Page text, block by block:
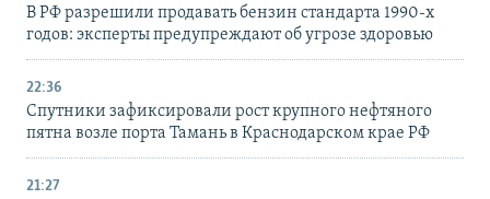
В РФ разрешили продавать бензин стандарта 1990-х
годов: эксперты предупреждают об угрозе здоровью
22:36
Спутники зафиксировали рост крупного нефтяного
пятна возле порта Тамань в Краснодарском крае РФ
21:27